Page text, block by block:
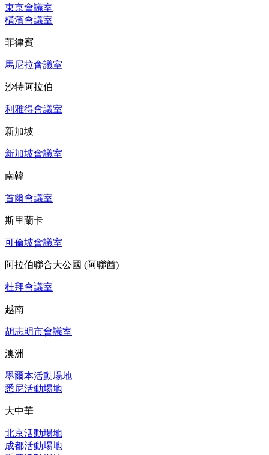
東京會議室
橫濱會議室
菲律賓
馬尼拉會議室
沙特阿拉伯
利雅得會議室
新加坡
新加坡會議室
南韓
首爾會議室
斯里蘭卡
可倫坡會議室
阿拉伯聯合大公國 (阿聯酋)
杜拜會議室
越南
胡志明市會議室
澳洲
墨爾本活動場地
悉尼活動場地
大中華
北京活動場地
成都活動場地